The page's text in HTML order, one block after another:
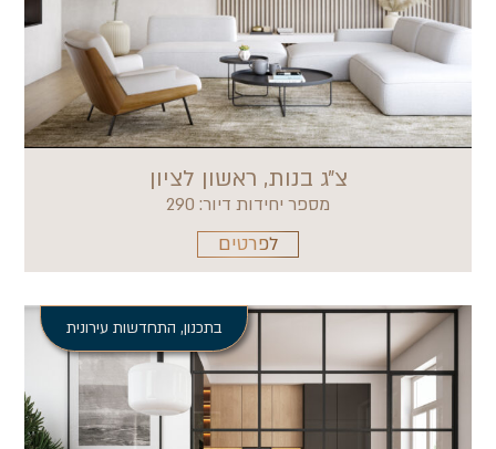
צ״ג בנות, ראשון לציון
מספר יחידות דיור: 290
לפרטים
בתכנון, התחדשות עירונית